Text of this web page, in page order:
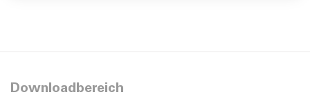
Downloadbereich